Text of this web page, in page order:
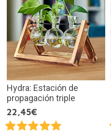
Hydra: Estación de
propagación triple
22,45€